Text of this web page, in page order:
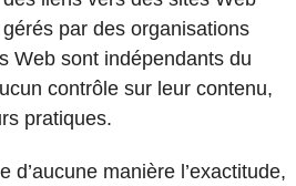
par des organisations
Web sont indépendants du
contrôle sur leur contenu,
pratiques.
d’aucune manière l’exactitude,